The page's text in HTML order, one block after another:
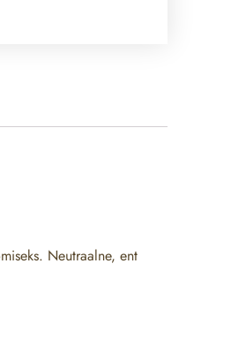
Neutraalne, ent